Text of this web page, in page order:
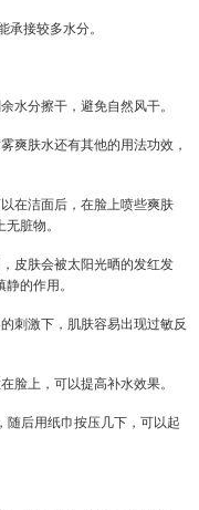
接较多水分。
水分擦干，避免自然风干。
爽肤水还有其他的用法功效，
在洁面后，在脸上喷些爽肤
脏物。
皮肤会被太阳光晒的发红发
的作用。
刺激下，肌肤容易出现过敏反
脸上，可以提高补水效果。
后用纸巾按压几下，可以起